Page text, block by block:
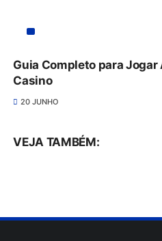
Guia Completo para Jogar
Casino
20 JUNHO
VEJA TAMBÉM: